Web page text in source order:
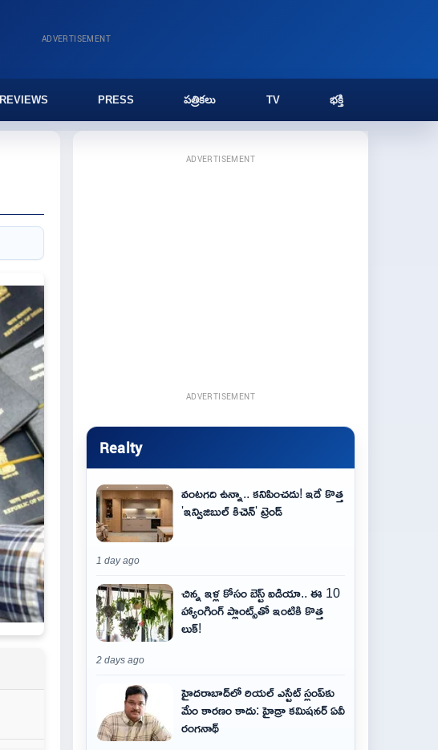
ADVERTISEMENT
REVIEWS PRESS పత్రికలు TV భక్తి
ADVERTISEMENT
ADVERTISEMENT
Realty
వంటగది ఉన్నా.. కనిపించదు! ఇదే కొత్త
'ఇన్విజిబుల్ కిచెన్' ట్రెండ్
1 day ago
చిన్న ఇళ్ల కోసం బెస్ట్ ఐడియా.. ఈ 10
హ్యాంగింగ్ ప్లాంట్స్‌తో ఇంటికి కొత్త
లుక్!
2 days ago
హైదరాబాద్‌లో రియల్ ఎస్టేట్ స్లంప్‌కు
మేం కారణం కాదు: హైడ్రా కమిషనర్ ఏవీ
రంగనాథ్